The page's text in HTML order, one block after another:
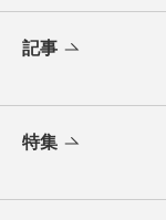
記事
特集